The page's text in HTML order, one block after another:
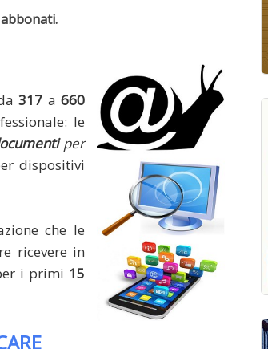
317 a660
le
per
dispositivi
che le
ricevere in
i primi 15